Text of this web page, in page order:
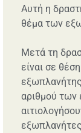
Αυτή η
θέμα των
Μετά τη
είναι σε
αριθμού των
εξωπλανήτες